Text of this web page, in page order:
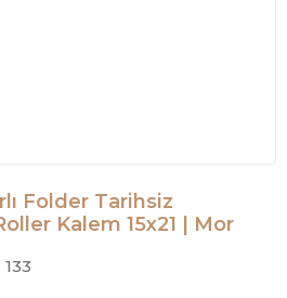
Folder Tarihsiz
Kalem 15x21 | Mor